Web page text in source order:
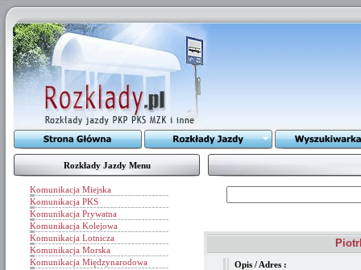
Rozkłady Jazdy Menu
Komunikacja Miejska
Komunikacja PKS
Komunikacja Prywatna
Komunikacja Kolejowa
Komunikacja Lotnicza
Komunikacja Morska
Komunikacja Międzynarodowa
Opis / Adres :